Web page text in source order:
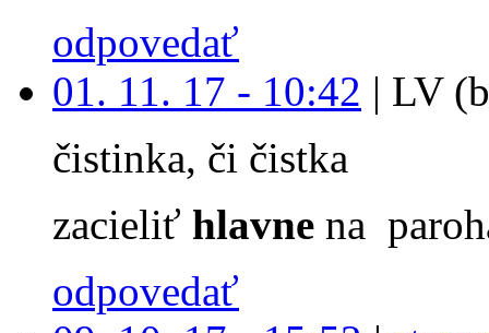
odpovedať
01. 11. 17 - 10:42 | LV
čistinka, či čistka
zacieliť hlavne na
odpovedať